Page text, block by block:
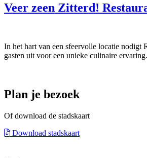
Veer zeen Zitterd!
In het hart van een sfeervolle locatie nodigt
gasten uit voor een unieke culinaire ervaring.
Plan je bezoek
Of download de stadskaart
Download stadskaart